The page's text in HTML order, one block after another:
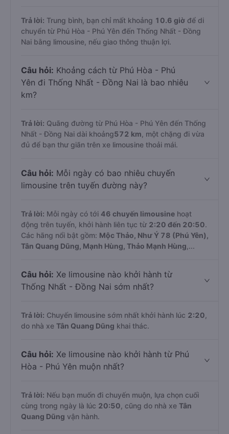
Trả lời: Trung bình, bạn chỉ mất khoảng 10.6 giờ để di
chuyển từ Phú Hòa - Phú Yên đến Thống Nhất - Đồng
Nai bằng limousine, nếu giao thông thuận lợi.
Câu hỏi: Khoảng cách từ Phú Hòa - Phú
Yên đi Thống Nhất - Đồng Nai là bao nhiêu
km?
Trả lời: Quãng đường từ Phú Hòa - Phú Yên đến Thống
Nhất - Đồng Nai dài khoảng572 km , một chặng đi vừa
đủ để bạn thư giãn trên xe limousine thoải mái.
Câu hỏi: Mỗi ngày có bao nhiêu chuyến
limousine trên tuyến đường này?
Trả lời: Mỗi ngày có tới 46 chuyến limousine hoạt
động trên tuyến, khởi hành liên tục từ 2:20 đến 20:50.
Các hãng nổi bật gồm: Mộc Thảo, Như Ý 78 (Phú Yên),
Tân Quang Dũng, Mạnh Hùng, Thảo Mạnh Hùng ,...
Câu hỏi: Xe limousine nào khởi hành từ
Thống Nhất - Đồng Nai sớm nhất?
Trả lời: Chuyến limousine sớm nhất khởi hành lúc 2:20
do nhà xe Tân Quang Dũng khai thác.
Câu hỏi: Xe limousine nào khởi hành từ Phú
Hòa - Phú Yên muộn nhất?
Trả lời: Nếu bạn muốn đi chuyến muộn, lựa chọn cuối
cùng trong ngày là lúc 20:50 , cũng do nhà xe Tân
Quang Dũng vận hành.